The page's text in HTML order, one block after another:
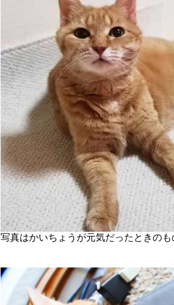
写真はかいちょうが元気だったときのも